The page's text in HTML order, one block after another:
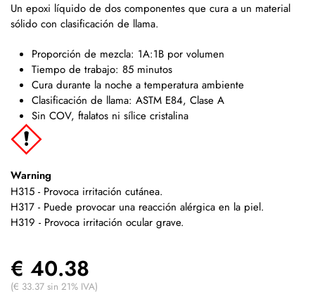
Un epoxi líquido de dos componentes que cura a un material
sólido con clasificación de llama.
Proporción de mezcla: 1A:1B por volumen
Tiempo de trabajo: 85 minutos
Cura durante la noche a temperatura ambiente
Clasificación de llama: ASTM E84, Clase A
Sin COV, ftalatos ni sílice cristalina
Warning
H315 - Provoca irritación cutánea.
H317 - Puede provocar una reacción alérgica en la piel.
H319 - Provoca irritación ocular grave.
€ 40.38
(€ 33.37 sin 21% IVA)